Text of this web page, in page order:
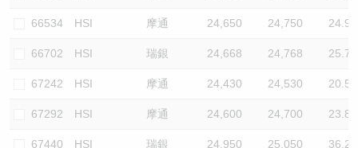
66534 HSI 摩通 24,650 24,750 24.9
66702 HSI 瑞銀 24,668 24,768 25.7
67242 HSI 摩通 24,430 24,530 20.5
67292 HSI 摩通 24,600 24,700 23.8
67440 HSI 瑞銀 24,950 25,050 36.2